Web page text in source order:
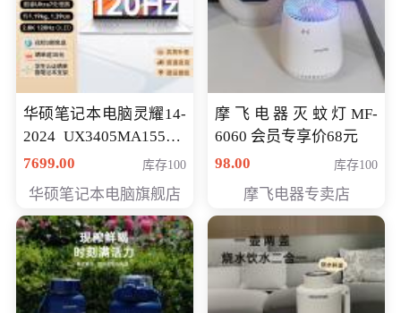
华硕笔记本电脑灵耀14-
2024 UX3405MA155夜
空蓝 oled 智慧轻薄本 会
7699.00 库存100
华硕笔记本电脑旗舰店
摩飞电器灭蚊灯MF-
6060 会员专享价68元
98.00
库存100
摩飞电器专卖店